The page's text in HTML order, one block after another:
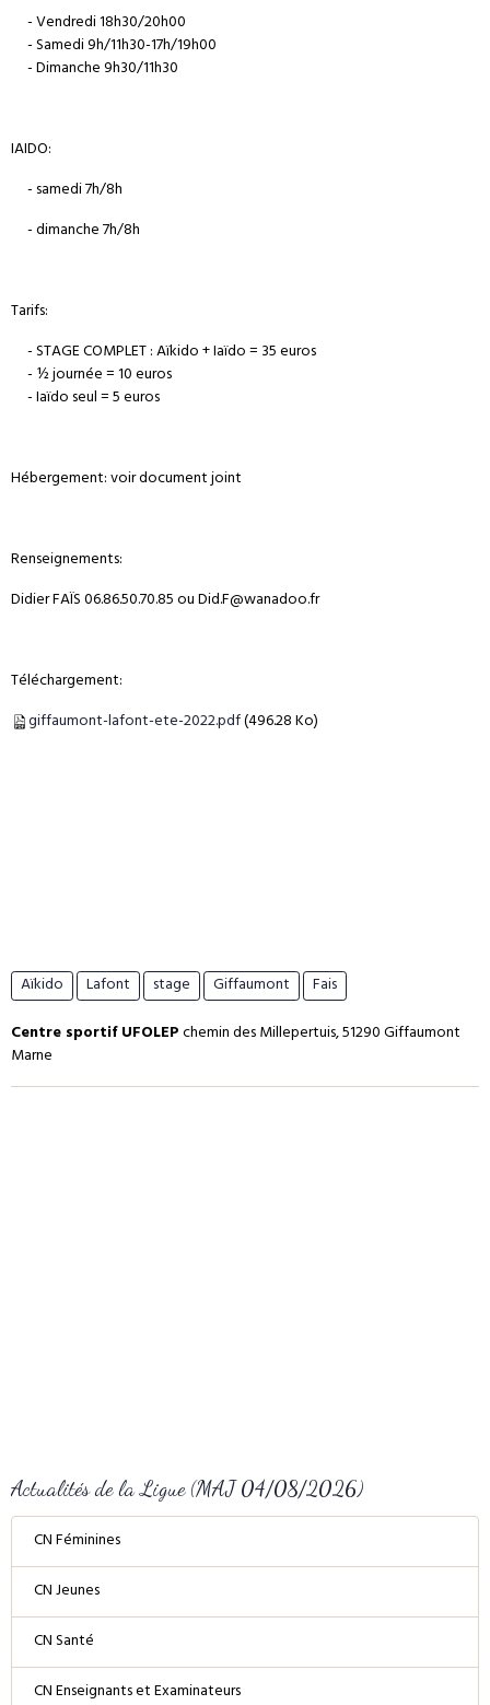
- Vendredi 18h30/20h00
- Samedi 9h/11h30-17h/19h00
- Dimanche 9h30/11h30
IAIDO:
- samedi 7h/8h
- dimanche 7h/8h
Tarifs:
- STAGE COMPLET : Aïkido + Iaïdo = 35 euros
- ½ journée = 10 euros
- Iaïdo seul = 5 euros
Hébergement: voir document joint
Renseignements:
Didier FAÏS 06.86.50.70.85 ou Did.F@wanadoo.fr
Téléchargement:
giffaumont-lafont-ete-2022.pdf(496.28 Ko)
Aïkido Lafont stage Giffaumont
Fais
Centre sportif UFOLEPchemin des Millepertuis, 51290 Giffaumont
Marne
Actualités de la Ligue (MAJ 04/08/2026)
CN Féminines
CN Jeunes
CN Santé
CN Enseignants et Examinateurs